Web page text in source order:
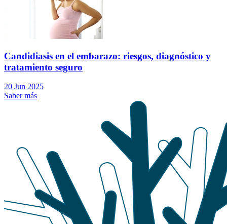
Candidiasis en el embarazo: riesgos, diagnóstico y
tratamiento seguro
20 Jun 2025
Saber más